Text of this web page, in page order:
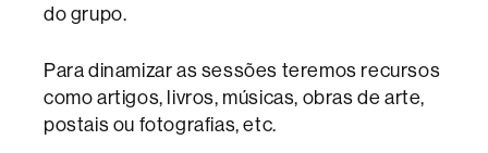
do grupo.
Para dinamizar as sessões teremos recursos
como artigos, livros, músicas, obras de arte,
postais ou fotografias, etc.